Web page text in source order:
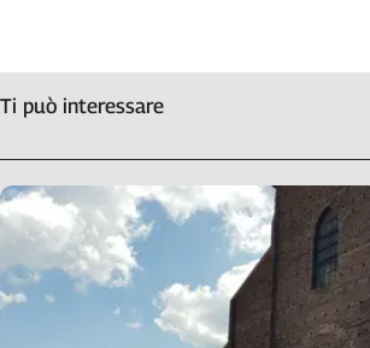
Ti può interessare